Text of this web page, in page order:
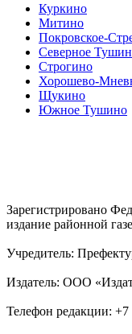
Куркино
Митино
Покровское-
Северное
Строгино
Хорошево-
Щукино
Южное Тушино
Зарегистрировано
издание районной
Учредитель:
Издатель: ООО
Телефон редакции: